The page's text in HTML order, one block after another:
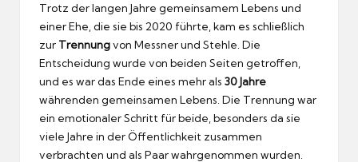
Trotz der langen Jahre gemeinsamem Lebens und
einer Ehe, die sie bis 2020 führte, kam es schließlich
zur Trennungvon Messner und Stehle. Die
Entscheidung wurde von beiden Seiten getroffen,
und es war das Ende eines mehr als 30 Jahre
währenden gemeinsamen Lebens. Die Trennung war
ein emotionaler Schritt für beide, besonders da sie
viele Jahre in der Öffentlichkeit zusammen
verbrachten und als Paar wahrgenommen wurden.